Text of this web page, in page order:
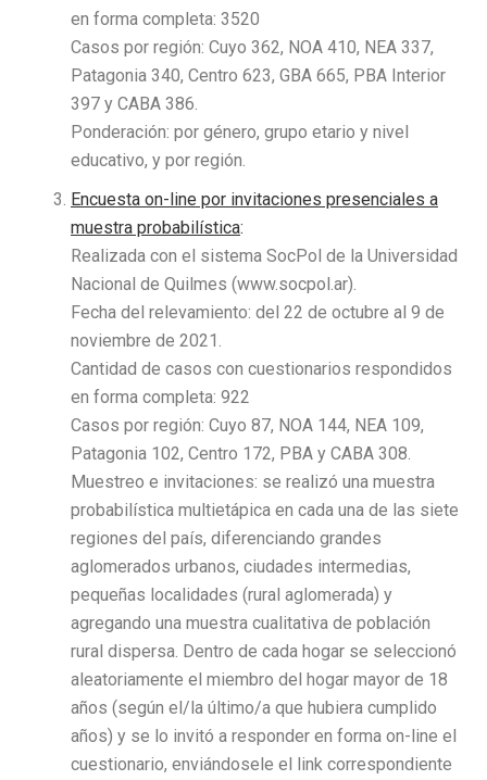
en forma completa: 3520
Casos por región: Cuyo 362, NOA 410, NEA 337,
Patagonia 340, Centro 623, GBA 665, PBA Interior
397 y CABA 386.
Ponderación: por género, grupo etario y nivel
educativo, y por región.
Encuesta on-line por invitaciones presenciales a
muestra probabilística:
Realizada con el sistema SocPol de la Universidad
Nacional de Quilmes (www.socpol.ar).
Fecha del relevamiento: del 22 de octubre al 9 de
noviembre de 2021.
Cantidad de casos con cuestionarios respondidos
en forma completa: 922
Casos por región: Cuyo 87, NOA 144, NEA 109,
Patagonia 102, Centro 172, PBA y CABA 308.
Muestreo e invitaciones: se realizó una muestra
probabilística multietápica en cada una de las siete
regiones del país, diferenciando grandes
aglomerados urbanos, ciudades intermedias,
pequeñas localidades (rural aglomerada) y
agregando una muestra cualitativa de población
rural dispersa. Dentro de cada hogar se seleccionó
aleatoriamente el miembro del hogar mayor de 18
años (según el/la último/a que hubiera cumplido
años) y se lo invitó a responder en forma on-line el
cuestionario, enviándosele el link correspondiente